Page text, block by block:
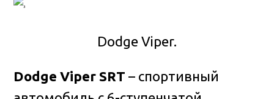
Dodge Viper.
Dodge Viper SRT – спортивный